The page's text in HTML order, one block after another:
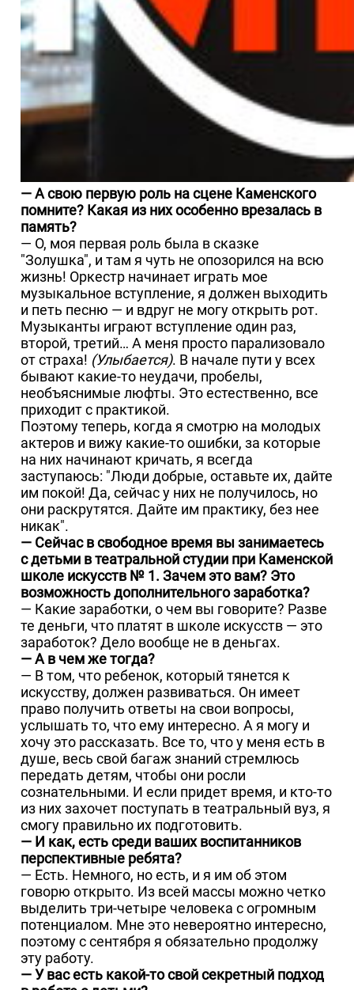
— А свою первую роль на сцене Каменского
помните? Какая из них особенно врезалась в
память?
— О, моя первая роль была в сказке
"Золушка", и там я чуть не опозорился на всю
жизнь! Оркестр начинает играть мое
музыкальное вступление, я должен выходить
и петь песню — и вдруг не могу открыть рот.
Музыканты играют вступление один раз,
второй, третий… А меня просто парализовало
от страха! (Улыбается). В начале пути у всех
бывают какие-то неудачи, пробелы,
необъяснимые люфты. Это естественно, все
приходит с практикой.
Поэтому теперь, когда я смотрю на молодых
актеров и вижу какие-то ошибки, за которые
на них начинают кричать, я всегда
заступаюсь: "Люди добрые, оставьте их, дайте
им покой! Да, сейчас у них не получилось, но
они раскрутятся. Дайте им практику, без нее
никак".
— Сейчас в свободное время вы занимаетесь
с детьми в театральной студии при Каменской
школе искусств № 1. Зачем это вам? Это
возможность дополнительного заработка?
— Какие заработки, о чем вы говорите? Разве
те деньги, что платят в школе искусств — это
заработок? Дело вообще не в деньгах.
— А в чем же тогда?
— В том, что ребенок, который тянется к
искусству, должен развиваться. Он имеет
право получить ответы на свои вопросы,
услышать то, что ему интересно. А я могу и
хочу это рассказать. Все то, что у меня есть в
душе, весь свой багаж знаний стремлюсь
передать детям, чтобы они росли
сознательными. И если придет время, и кто-то
из них захочет поступать в театральный вуз, я
смогу правильно их подготовить.
— И как, есть среди ваших воспитанников
перспективные ребята?
— Есть. Немного, но есть, и я им об этом
говорю открыто. Из всей массы можно четко
выделить три-четыре человека с огромным
потенциалом. Мне это невероятно интересно,
поэтому с сентября я обязательно продолжу
эту работу.
— У вас есть какой-то свой секретный подход